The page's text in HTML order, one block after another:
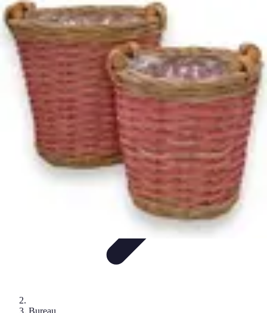
Top Fournitures
Fournitures Scolaires OrganisationFournitures
ÉcologiquesÉducationBureau
Top Fournitures
Bureau